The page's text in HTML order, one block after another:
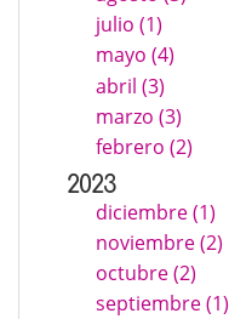
julio (1)
mayo (4)
abril (3)
marzo (3)
febrero (2)
2023
diciembre (1)
noviembre (2)
octubre (2)
septiembre (1)